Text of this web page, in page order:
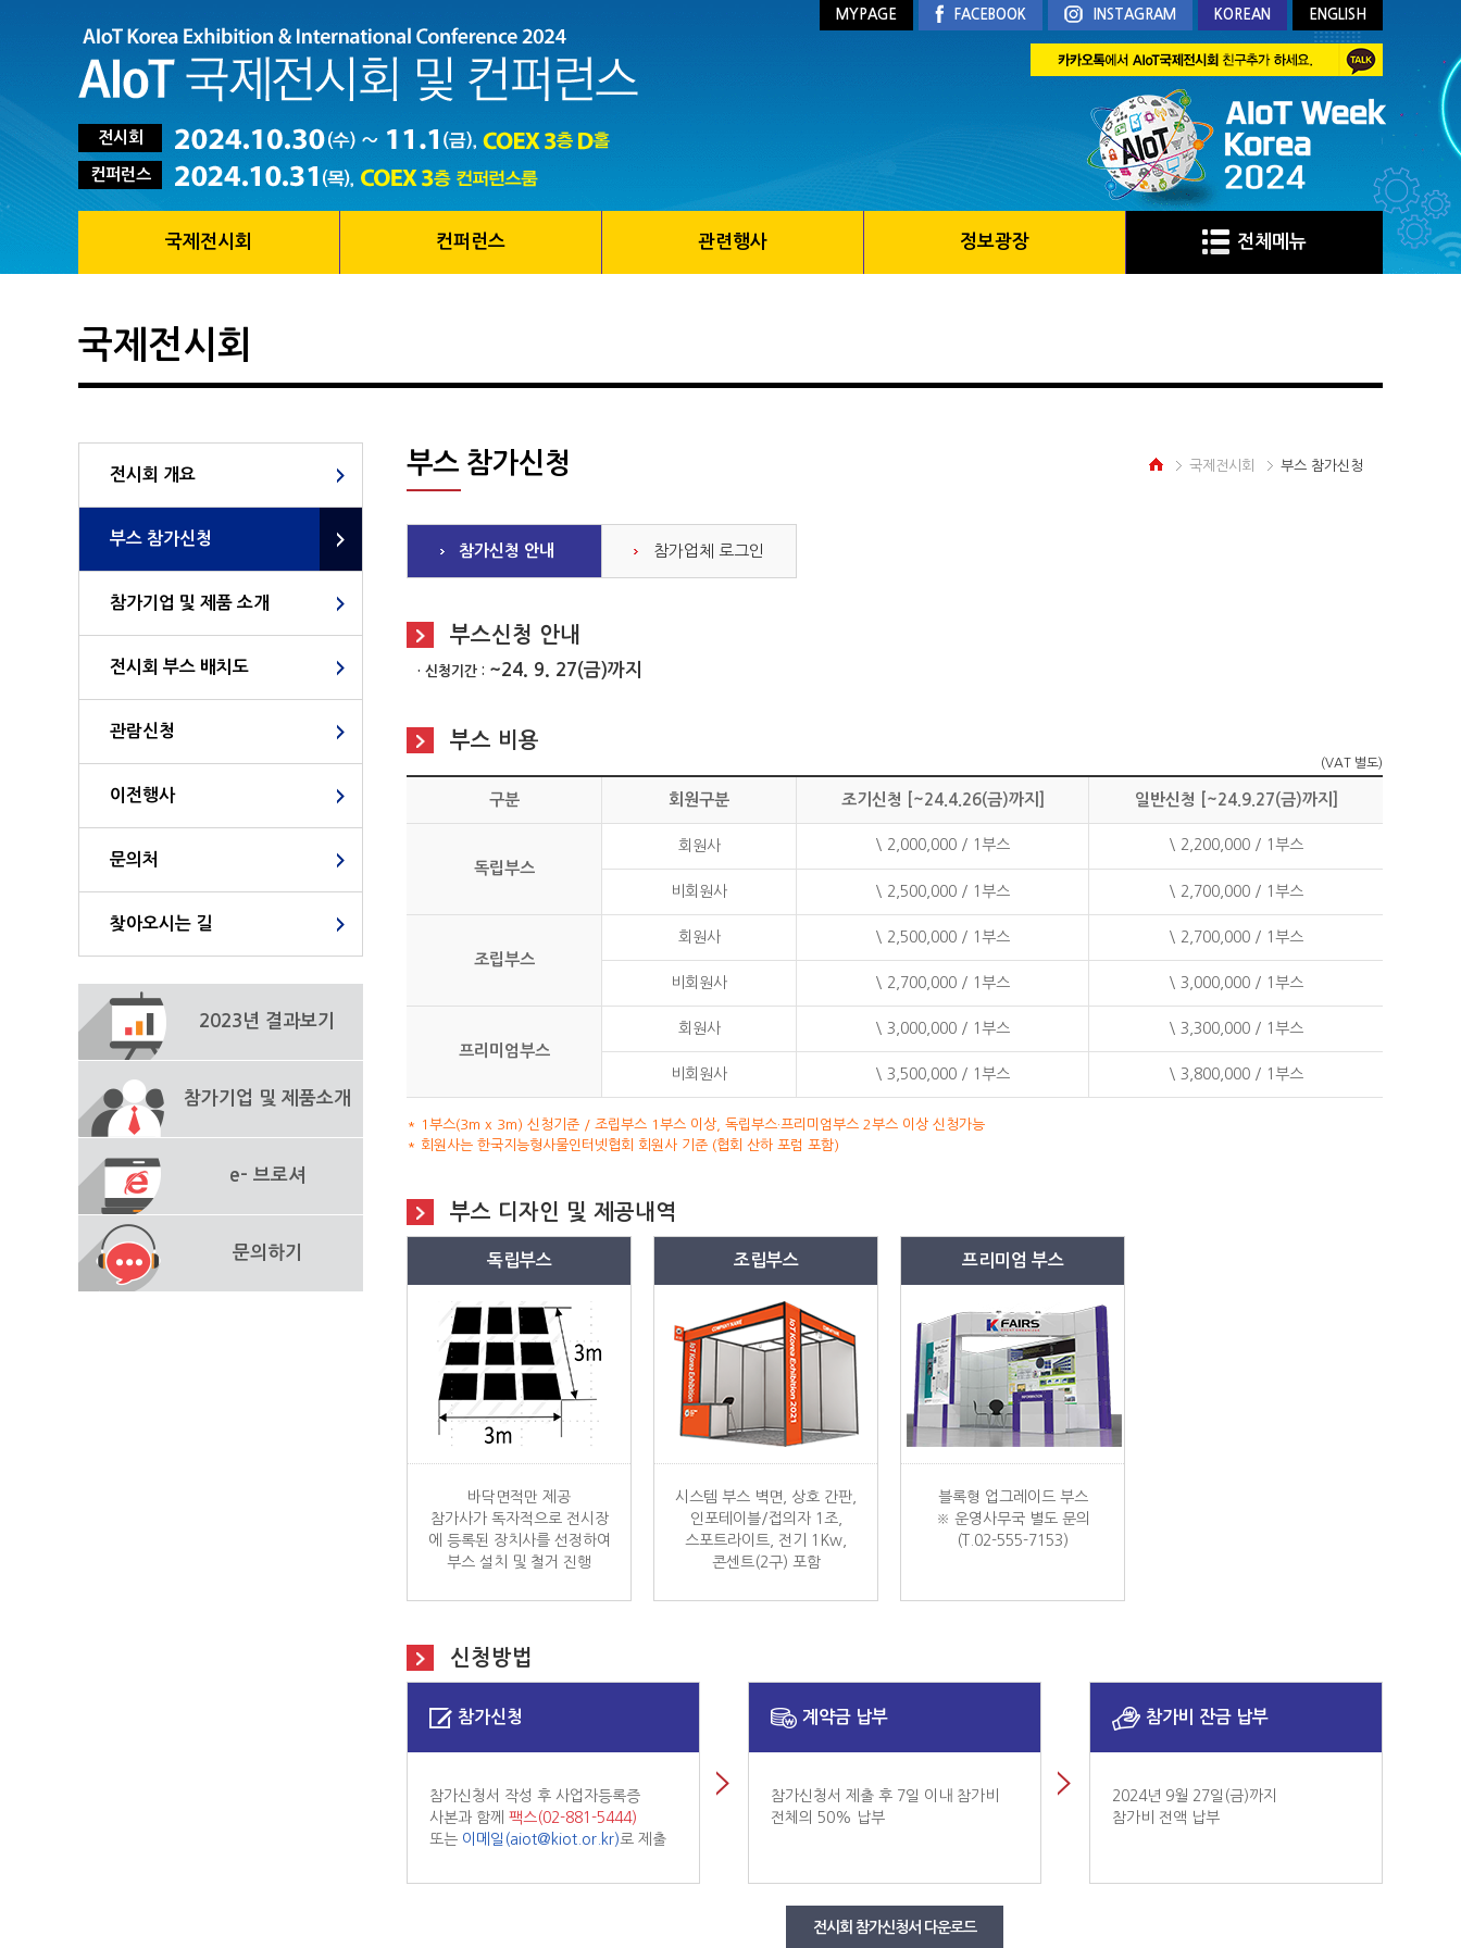
MYPAGE FACEBOOK INSTAGRAM KOREAN ENGLISH
전시회
컨퍼런스
국제전시회 컨퍼런스 관련행사 정보광장 전체메뉴
국제전시회
전시회 개요
부스 참가신청
참가기업 및 제품 소개
전시회 부스 배치도
관람신청
이전행사
문의처
찾아오시는 길
2023년 결과보기
참가기업 및 제품소개
e- 브로셔
문의하기
부스 참가신청 국제전시회 부스 참가신청
참가신청 안내 참가업체 로그인
부스신청 안내
· 신청기간 : ~24. 9. 27(금)까지
부스 비용
(VAT 별도)
구분 회원구분 조기신청 [~24.4.26(금)까지] 일반신청 [~24.9.27(금)까지]
독립부스
회원사 \ 2,000,000 / 1부스 \ 2,200,000 / 1부스
비회원사 \ 2,500,000 / 1부스 \ 2,700,000 / 1부스
조립부스
회원사 \ 2,500,000 / 1부스 \ 2,700,000 / 1부스
비회원사 \ 2,700,000 / 1부스 \ 3,000,000 / 1부스
프리미엄부스
회원사 \ 3,000,000 / 1부스 \ 3,300,000 / 1부스
비회원사 \ 3,500,000 / 1부스 \ 3,800,000 / 1부스
* 1부스(3m x 3m) 신청기준 / 조립부스 1부스 이상, 독립부스·프리미엄부스 2부스 이상 신청가능
* 회원사는 한국지능형사물인터넷협회 회원사 기준 (협회 산하 포럼 포함)
부스 디자인 및 제공내역
독립부스
바닥면적만 제공
참가사가 독자적으로 전시장
에 등록된 장치사를 선정하여
부스 설치 및 철거 진행
조립부스
시스템 부스 벽면, 상호 간판,
인포테이블/접의자 1조,
스포트라이트, 전기 1Kw,
콘센트(2구) 포함
프리미엄 부스
블록형 업그레이드 부스
※ 운영사무국 별도 문의
(T.02-555-7153)
신청방법
참가신청
참가신청서 작성 후 사업자등록증
사본과 함께 팩스(02-881-5444)
또는 이메일(aiot@kiot.or.kr)로 제출
계약금 납부
참가신청서 제출 후 7일 이내 참가비
전체의 50% 납부
참가비 잔금 납부
2024년 9월 27일(금)까지
참가비 전액 납부
전시회 참가신청서 다운로드